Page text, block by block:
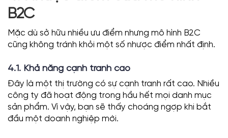
B2C
Mặc dù sở hữu nhiều ưu điểm nhưng mô hình B2C
cũng không tránh khỏi một số nhược điểm nhất định.
4.1. Khả năng cạnh tranh cao
Đây là một thị trường có sự cạnh tranh rất cao. Nhiều
công ty đã hoạt động trong hầu hết mọi danh mục
sản phẩm. Vì vậy, bạn sẽ thấy choáng ngợp khi bắt
đầu một doanh nghiệp mới.